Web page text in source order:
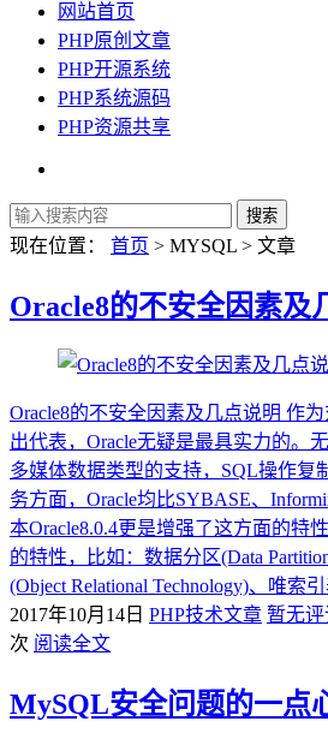
网站首页
PHP原创文章
PHP开源系统
PHP系统源码
PHP资源共享
现在位置： 首页 > MYSQL > 文章
Oracle8的不安全因素及
Oracle8的不安全因素及几点说明 作
出代表，Oracle无疑是最具实力的。
多媒体数据类型的支持，SQL操作复
务方面，Oracle均比SYBASE、
本Oracle8.0.4更是增强了这方面的特
的特性，比如：数据分区(Data
(Object Relational Technology)、唯索
2017年10月14日 PHP技术文章 暂无
次 阅读全文
MySQL安全问题的一点